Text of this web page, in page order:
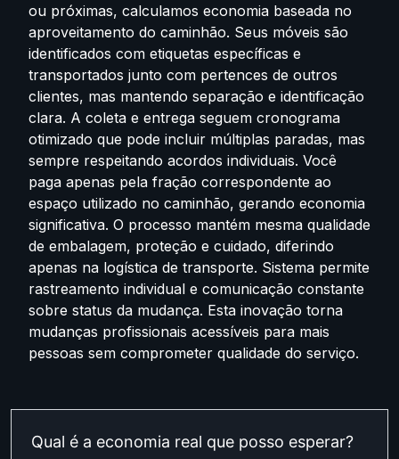
ou próximas, calculamos economia baseada no
aproveitamento do caminhão. Seus móveis são
identificados com etiquetas específicas e
transportados junto com pertences de outros
clientes, mas mantendo separação e identificação
clara. A coleta e entrega seguem cronograma
otimizado que pode incluir múltiplas paradas, mas
sempre respeitando acordos individuais. Você
paga apenas pela fração correspondente ao
espaço utilizado no caminhão, gerando economia
significativa. O processo mantém mesma qualidade
de embalagem, proteção e cuidado, diferindo
apenas na logística de transporte. Sistema permite
rastreamento individual e comunicação constante
sobre status da mudança. Esta inovação torna
mudanças profissionais acessíveis para mais
pessoas sem comprometer qualidade do serviço.
Qual é a economia real que posso esperar?